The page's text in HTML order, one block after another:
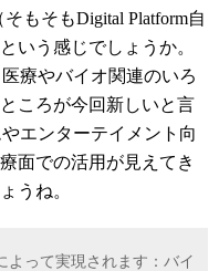
もそもDigital Platform自
いう感じでしょうか。
療やバイオ関連のいろ
ころが今回新しいと言
エンターテイメント向
面での活用が見えてき
うね。
よって実現されます：バイ